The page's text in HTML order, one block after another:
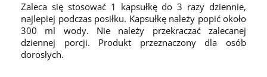
Zaleca się stosować 1 kapsułkę do 3 razy dziennie,
najlepiej podczas posiłku. Kapsułkę należy popić około
300 ml wody. Nie należy przekraczać zalecanej
dziennej porcji. Produkt przeznaczony dla osób
dorosłych.